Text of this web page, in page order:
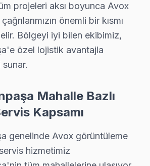
Diğer Marka Servisleri
Sony
Philips
Hi-Level
iFFALCON
Panasonic
Toshiba
projeleri aksı boyunca Avox
önemli bir kısmı
Bölgeyi iyi bilen ekibimiz,
özel lojistik avantajla
sunar.
Mahalle Bazlı
Kapsamı
genelinde Avox görüntüleme
hizmetimiz